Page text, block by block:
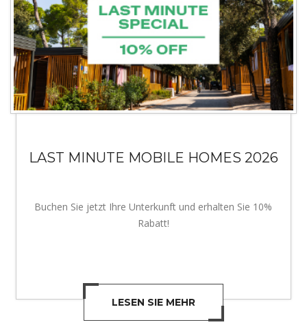
LAST MINUTE MOBILE HOMES 2026
Buchen Sie jetzt Ihre Unterkunft und erhalten Sie 10%
Rabatt!
LESEN SIE MEHR